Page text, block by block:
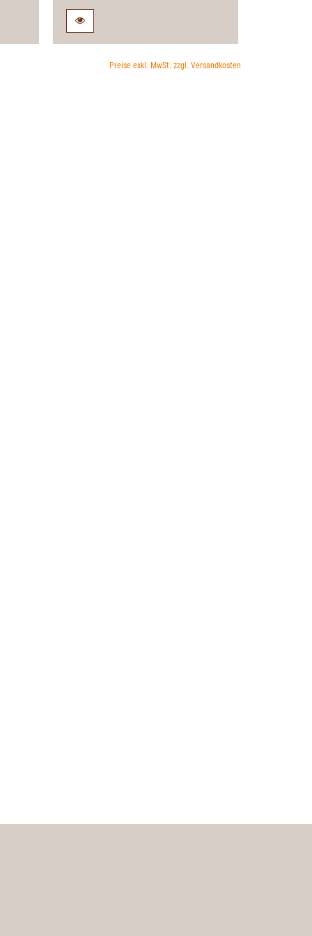
Preise exkl. MwSt. zzgl. Versandkosten